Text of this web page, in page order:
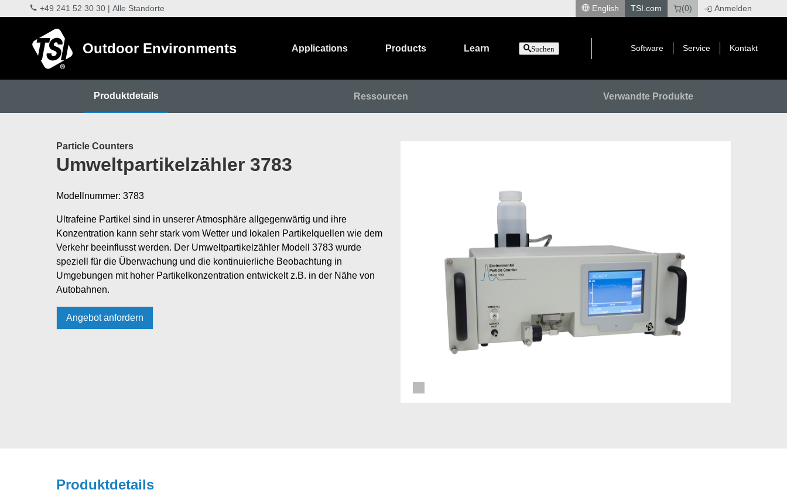
+49 241 52 30 30 | Alle Standorte English TSI.com (0) Anmelden
Outdoor Environments Applications Products Learn Suchen Software Service Kontakt
Produktdetails Ressourcen Verwandte Produkte
Particle Counters
Umweltpartikelzähler 3783
Modellnummer: 3783
Ultrafeine Partikel sind in unserer Atmosphäre allgegenwärtig und ihre
Konzentration kann sehr stark vom Wetter und lokalen Partikelquellen wie dem
Verkehr beeinflusst werden. Der Umweltpartikelzähler Modell 3783 wurde
speziell für die Überwachung und die kontinuierliche Beobachtung in
Umgebungen mit hoher Partikelkonzentration entwickelt z.B. in der Nähe von
Autobahnen.
Angebot anfordern
Produktdetails